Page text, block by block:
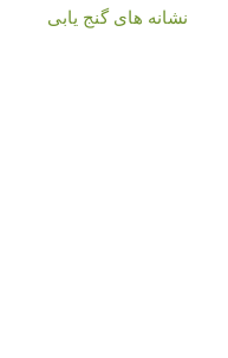
نشانه های گنج یابی